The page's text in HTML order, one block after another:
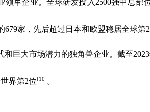
领军企业。全球研发投入 2500强中总部
679家，先后超过日本和欧盟稳居全球第2
和巨大市场潜力的独角兽企业。截至2023
界第2位[10] 。